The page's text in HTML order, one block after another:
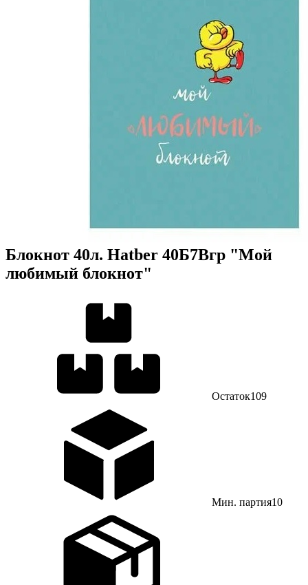
Блокнот 40л. Hatber 40Б7Вгр "Мой
любимый блокнот"
Остаток109
Мин. партия10